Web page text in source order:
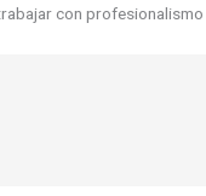
con profesionalismo